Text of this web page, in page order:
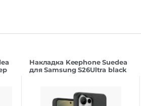
Накладка Keephone Suedea
для Samsung S26Ultra black